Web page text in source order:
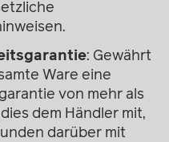
: Gewährt
Ware eine
von mehr als
dem Händler mit,
darüber mit